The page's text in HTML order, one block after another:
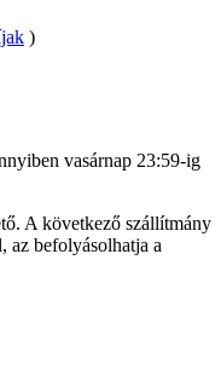
)
vasárnap 23:59-ig
A következő szállítmány
az befolyásolhatja a